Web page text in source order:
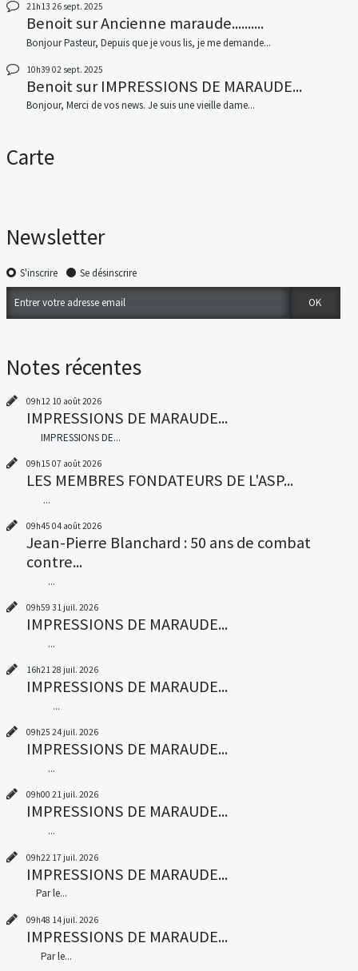
21h13 26 sept. 2025
BenoitsurAncienne maraude..........
Bonjour Pasteur, Depuis que je vous lis, je me demande...
10h39 02 sept. 2025
BenoitsurIMPRESSIONS DE MARAUDE...
Bonjour, Merci de vos news. Je suis une vieille dame...
Carte
Newsletter
S'inscrire Se désinscrire
Notes récentes
09h12 10 août 2026
IMPRESSIONS DE MARAUDE...
IMPRESSIONS DE...
09h15 07 août 2026
LES MEMBRES FONDATEURS DE L'ASP...
...
09h45 04 août 2026
Jean-Pierre Blanchard : 50 ans de combat
contre...
...
09h59 31 juil. 2026
IMPRESSIONS DE MARAUDE...
...
16h2128 juil. 2026
IMPRESSIONS DE MARAUDE...
...
09h25 24 juil. 2026
IMPRESSIONS DE MARAUDE...
...
09h00 21 juil. 2026
IMPRESSIONS DE MARAUDE...
...
09h22 17 juil. 2026
IMPRESSIONS DE MARAUDE...
Par le...
09h48 14 juil. 2026
IMPRESSIONS DE MARAUDE...
Par le...